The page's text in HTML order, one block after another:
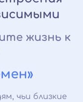
жизнь к
чьи близкие